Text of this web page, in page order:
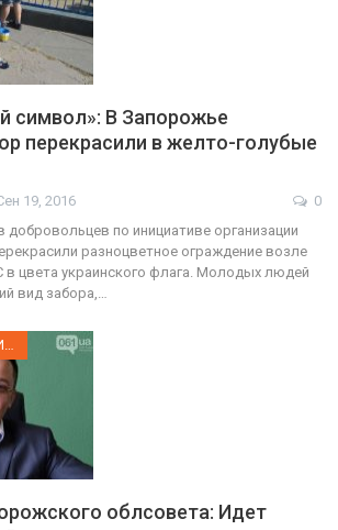
символ»: В Запорожье
перекрасили в желто-голубые
19, 2016
0
добровольцев по инициативе организации
разноцветное ограждение возле
цвета украинского флага. Молодых людей
вид забора,…
НОВОСТИ ОБ УКРАИНЕ
облсовета: Идет